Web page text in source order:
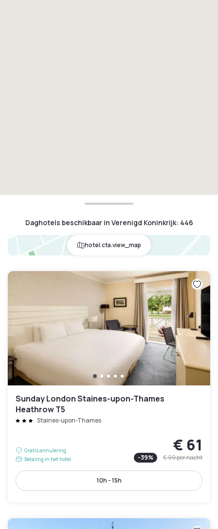
Daghotels beschikbaar in Verenigd Koninkrijk: 446
hotel.cta.view_map
Sunday London Staines-upon-Thames
Heathrow T5
Staines-upon-Thames
Gratis annulering
Betaling in het hotel
€ 61
-39% € 99per nacht
10h - 15h